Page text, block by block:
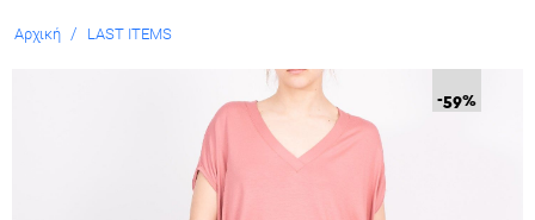
Αρχική / LAST ITEMS
-59%